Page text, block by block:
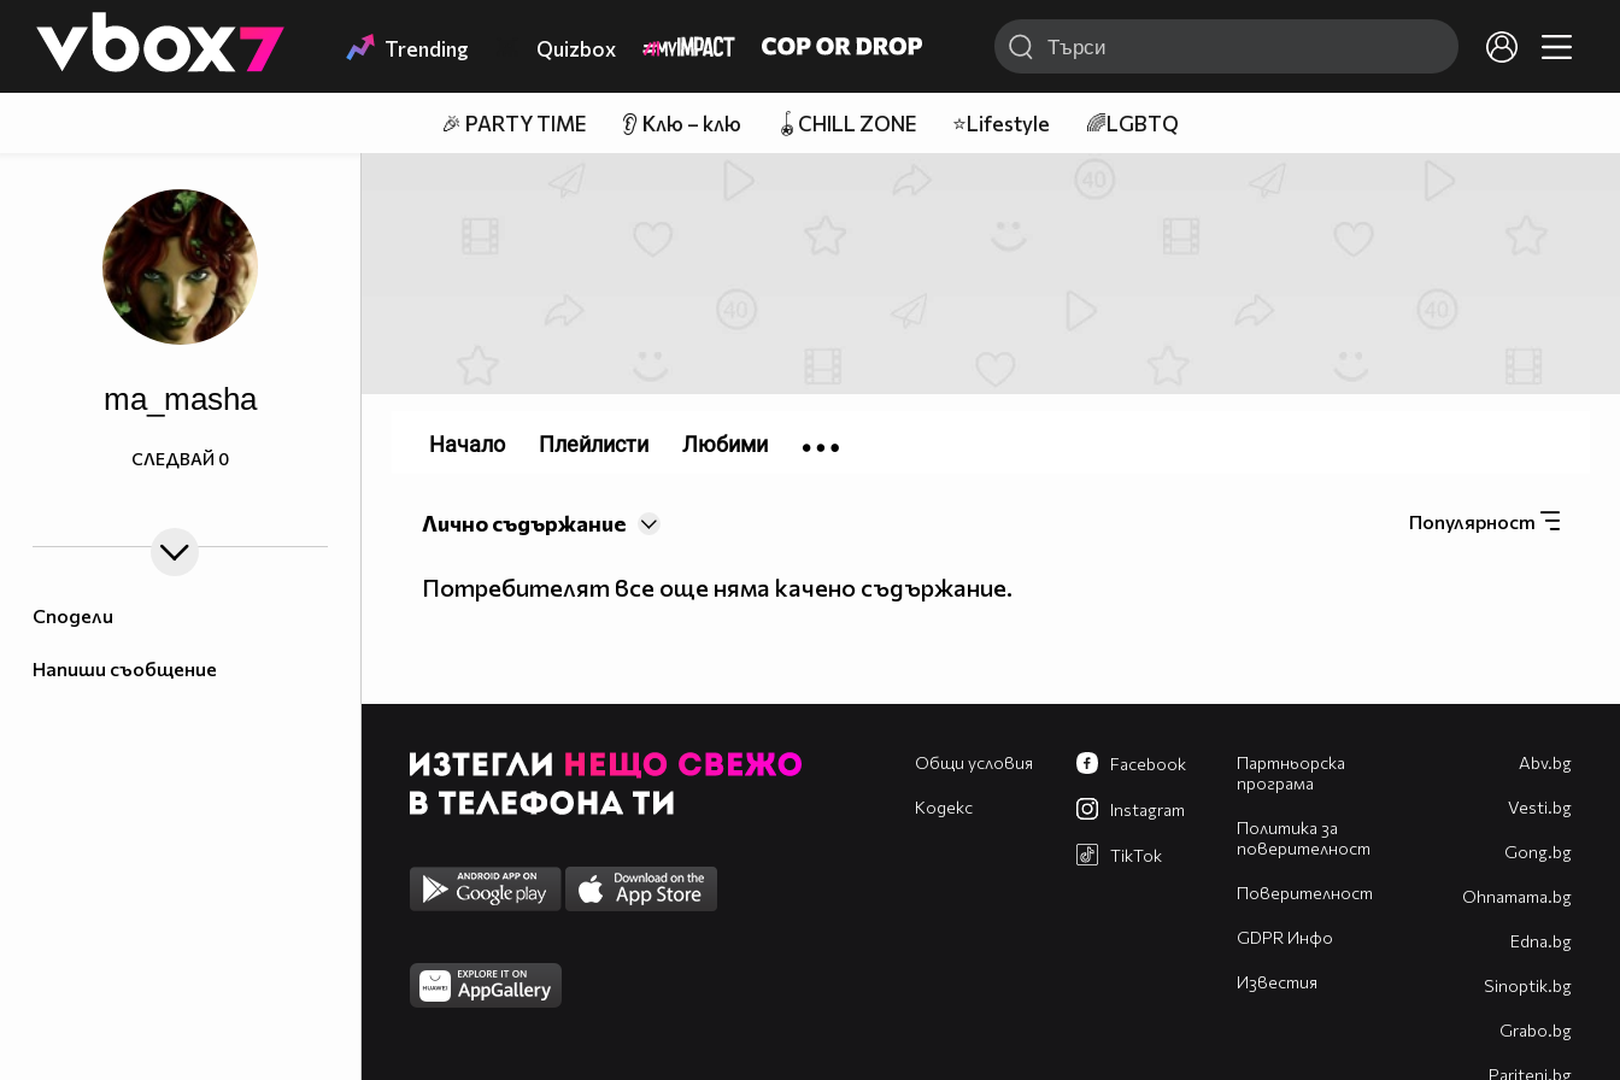
👾 Trending Quizbox
🎉 PARTY TIME 👂 Клю – клю 🪀CHILL ZONE ⭐Lifestyle 🌈LGBTQ
Сподели
Напиши съобщение
ma_masha
СЛЕДВАЙ 0
Популярност
Лично съдържание
Потребителят все още няма качено съдържание.
Начало Плейлисти Любими
Общи условия
Кодекс
Партньорска
програма
Политика за
поверителност
Поверителност
GDPR Инфо
Известия
Facebook
Instagram
TikTok
Abv.bg
Vesti.bg
Gong.bg
Оhnamama.bg
Edna.bg
Sinoptik.bg
Grabo.bg
Pariteni.bg